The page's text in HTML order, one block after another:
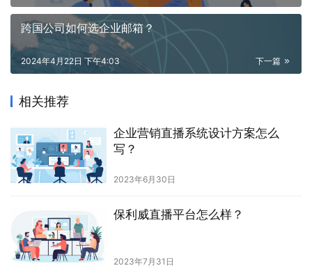
跨国公司如何选企业邮箱？
下一篇
2024年4月22日 下午4:03
相关推荐
企业营销直播系统设计方案怎么
写？
2023年6月30日
保利威直播平台怎么样？
2023年7月31日